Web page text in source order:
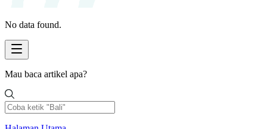
No data found.
Mau baca artikel apa?